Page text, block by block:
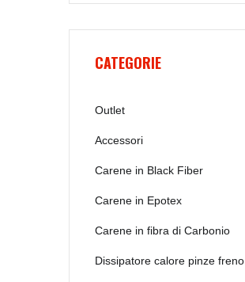
CATEGORIE
Outlet
Accessori
Carene in Black Fiber
Carene in Epotex
Carene in fibra di Carbonio
Dissipatore calore pinze freno